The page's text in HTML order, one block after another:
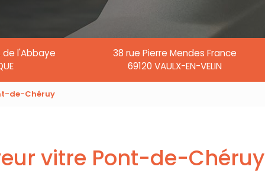
de l'Abbaye
38 rue Pierre Mendes France
69120 VAULX-EN-VELIN
de-Chéruy
vitre Pont-de-Chéruy